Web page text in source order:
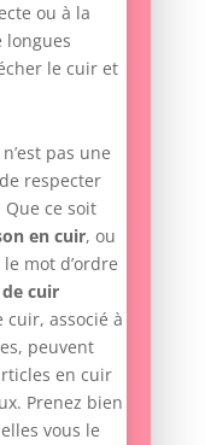
ou à la
longues
le cuir et
pas une
respecter
ce soit
en cuir, ou
le mot d’ordre
cuir
associé à
peuvent
en cuir
Prenez bien
vous le